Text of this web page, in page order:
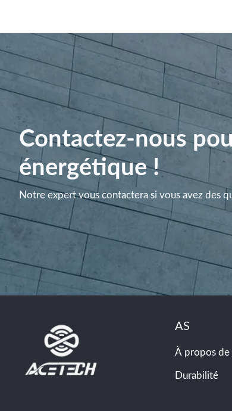
Contactez-nous
énergétique !
Notre expert vous contactera si vous avez des
AS
À propos de
Durabilité